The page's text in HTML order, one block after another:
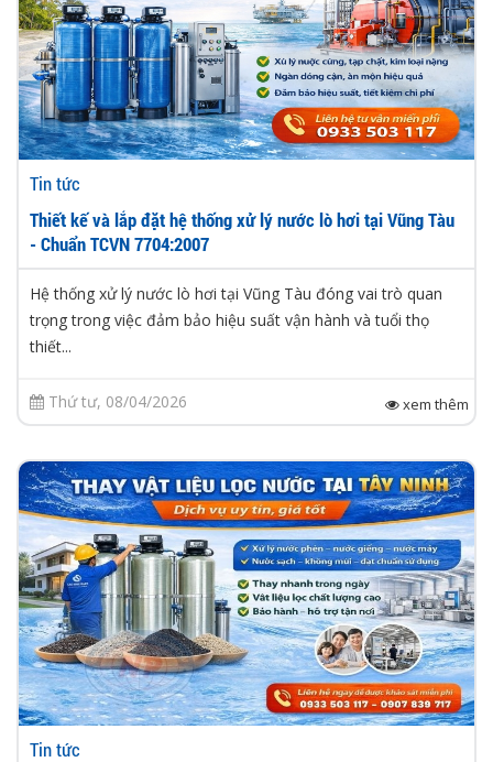
Tin tức
Thiết kế và lắp đặt hệ thống xử lý nước lò hơi tại Vũng Tàu
- Chuẩn TCVN 7704:2007
Hệ thống xử lý nước lò hơi tại Vũng Tàu đóng vai trò quan
trọng trong việc đảm bảo hiệu suất vận hành và tuổi thọ
thiết...
Thứ tư, 08/04/2026 xem thêm
Tin tức